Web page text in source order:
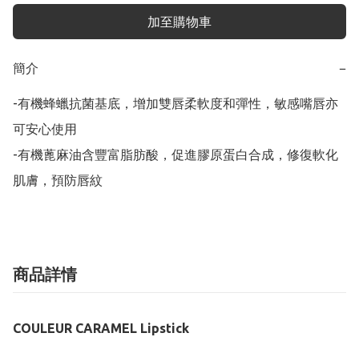
加至購物車
簡介 −
-有機蜂蠟抗菌基底，增加雙唇柔軟度和彈性，敏感嘴唇亦
可安心使用
-有機蓖麻油含豐富脂肪酸，促進膠原蛋白合成，修復軟化
肌膚，預防唇紋
商品詳情
COULEUR CARAMEL Lipstick